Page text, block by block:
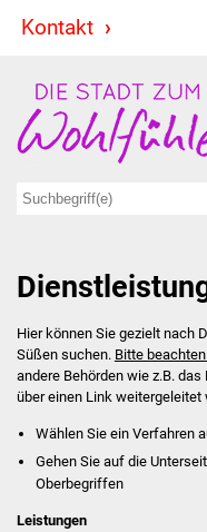
Kontakt
Hier können Sie gezielt nach
Süßen suchen. Bitte
andere Behörden wie z.B.
über einen Link weitergeleitet
Wählen Sie ein Verfahren
Gehen Sie auf die
Oberbegriffen
Leistungen